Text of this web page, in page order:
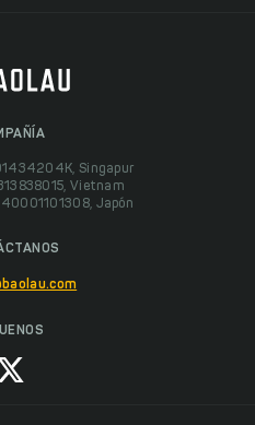
Singapur
Vietnam
Japón